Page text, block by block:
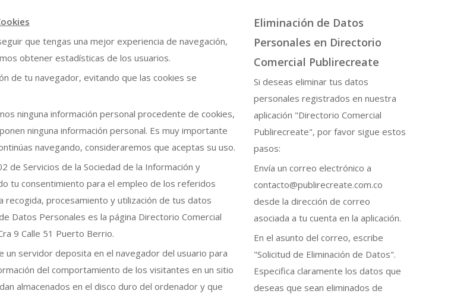
que tengas una mejor experiencia de navegación,
obtener estadísticas de los usuarios.
de tu navegador, evitando que las cookies se
ninguna información personal procedente de cookies,
ninguna información personal. Es muy importante
navegando, consideraremos que aceptas su uso.
de Servicios de la Sociedad de la Información y
tu consentimiento para el empleo de los referidos
recogida, procesamiento y utilización de tus datos
Datos Personales es la página Directorio Comercial
9 Calle 51 Puerto Berrio.
un servidor deposita en el navegador del usuario para
del comportamiento de los visitantes en un sitio
almacenados en el disco duro del ordenador y que
Eliminación de Datos
Personales en Directorio
Comercial Publirecreate
Si deseas eliminar tus datos
personales registrados en nuestra
aplicación "Directorio Comercial
Publirecreate", por favor sigue estos
pasos:
Envía un correo electrónico a
contacto@publirecreate.com.co
desde la dirección de correo
asociada a tu cuenta en la aplicación.
En el asunto del correo, escribe
"Solicitud de Eliminación de Datos".
Especifica claramente los datos que
deseas que sean eliminados de